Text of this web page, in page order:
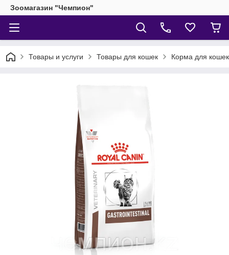
Зоомагазин "Чемпион"
Товары и услуги Товары для кошек Корма для кошек